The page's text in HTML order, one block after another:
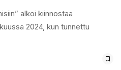
alkoi kiinnostaa
2024, kun tunnettu